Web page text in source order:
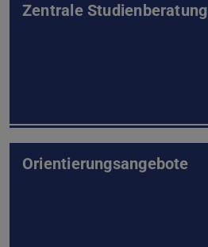
Zentrale Studienberatung
Orientierungsangebote